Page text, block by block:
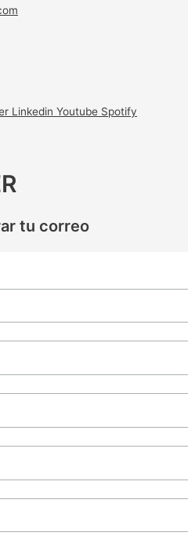
Linkedin Youtube Spotify
tu correo